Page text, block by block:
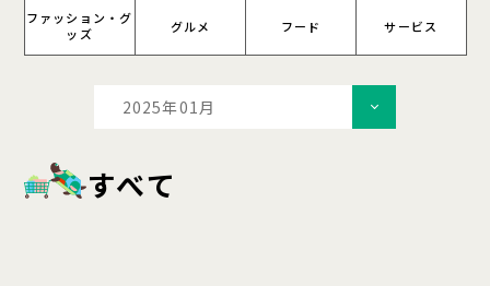
ファッション・グ
ッズ
グルメ フード サービス
2025年01月
すべて